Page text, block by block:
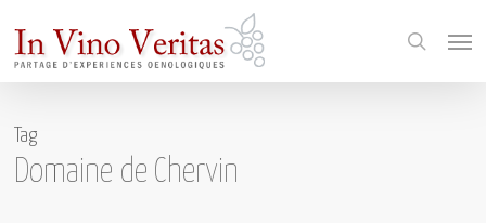
main
search
Tag
Domaine de Chervin